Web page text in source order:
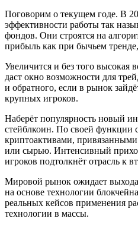
Поговорим о текущем годе. В
эффективности работы так
фондов. Они строятся на
прибыль как при бычьем
Увеличится и без того высокая
даст окно возможности для
и обратного, если в рынок
крупных игроков.
Наберёт популярность новый
стейблкоин. По своей функции
криптоактивами,
или сырью. Интенсивный
игроков подтолкнёт отрасль к
Мировой рынок ожидает
на основе технологии
реальных кейсов применения
технологии в массы.